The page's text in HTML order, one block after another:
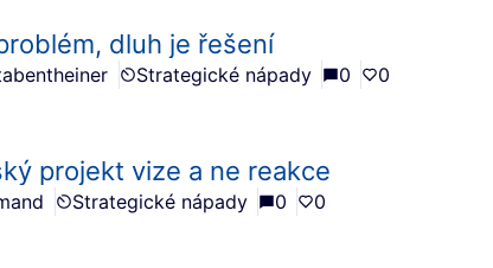
dluh je řešení
Strategické nápady 0 0
projekt vize a ne reakce
Strategické nápady 0 0